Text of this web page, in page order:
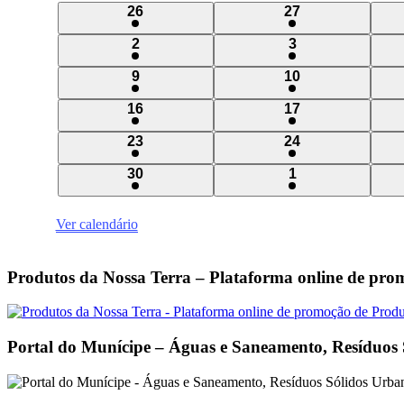
Eventos
3
eventos
26
3
eventos
27
3
eventos
2
3
eventos
3
3
eventos
9
3
eventos
10
3
eventos
16
3
eventos
17
3
eventos
23
4
eventos
24
2
eventos
30
2
eventos
1
Ver calendário
Produtos da Nossa Terra – Plataforma online de
Portal do Munícipe – Águas e Saneamento,